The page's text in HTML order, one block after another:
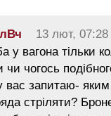
13 лют, 07:28
у вагона тільки
чи чогось
вас запитаю-
стріляти?